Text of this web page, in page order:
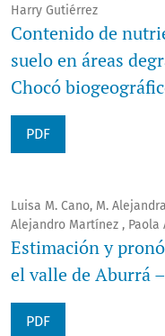
Harry Gutiérrez
Contenido de
suelo en áreas
Chocó
PDF
Luisa M. Cano, M.
Alejandro Martínez , Paola
Estimación y
el valle de Aburrá
PDF